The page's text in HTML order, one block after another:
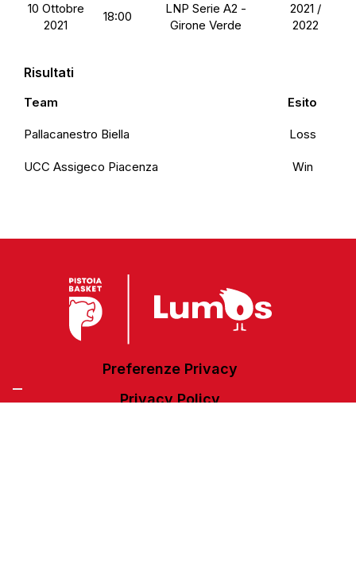
10 Ottobre
2021
18:00
LNP Serie A2 -
Girone Verde
2021 /
2022
Risultati
Team Esito
Pallacanestro Biella Loss
UCC Assigeco Piacenza Win
Preferenze Privacy
Privacy Policy